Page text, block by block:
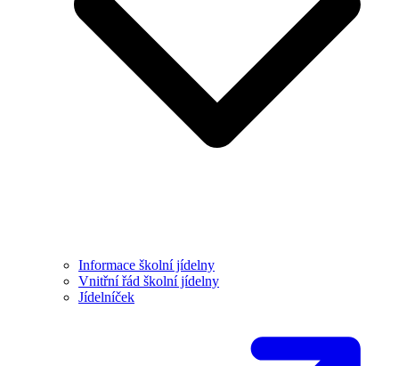
Informace školní jídelny
Vnitřní řád školní jídelny
Jídelníček